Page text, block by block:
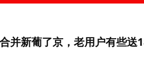
并新葡了京，老用户有些送